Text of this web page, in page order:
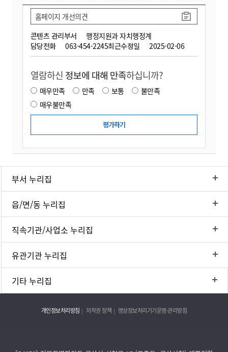
콘텐츠 관리부서
행정지원과 자치행정계
담당전화
063-454-2245최근수정일 2025-02-06
홈페이지 개선의견
열람하신 정보에 대해 만족하십니까?
매우만족 만족 보통
불만족
매우불만족
부서 누리집
읍/면/동 누리집
직속기관/사업소 누리집
유관기관 누리집
기타 누리집
개인정보처리방침 저작권 정책 영상정보처리기기운영·관리방침